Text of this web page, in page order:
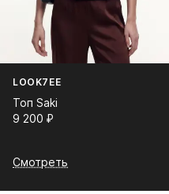
LOOK7EE
Топ Saki
9 200⁠ ⁠₽
Смотреть